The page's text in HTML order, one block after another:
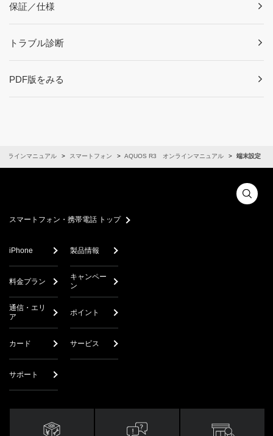
保証／仕様
トラブル診断
PDF版をみる
ンラインマニュアル スマートフォン AQUOS R3 オンラインマニュアル 端末設定
スマートフォン・携帯電話 トップ
iPhone 製品情報
料金プラン
キャンペー
ン
通信・エリ
ア
ポイント
カード サービス
サポート